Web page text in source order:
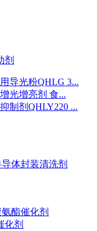
剂
导光粉QHLG 3...
光增亮剂 食...
制剂QHLY220 ...
体封装清洗剂
酯催化剂
化剂